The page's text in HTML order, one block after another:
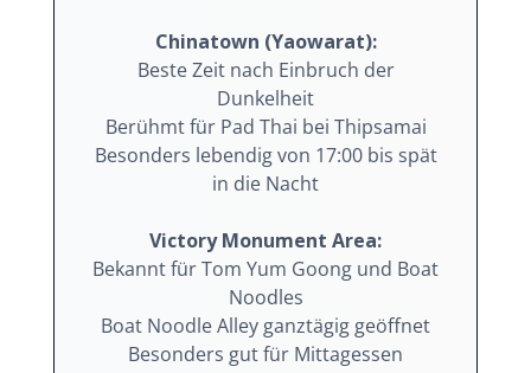
Chinatown (Yaowarat):
Beste Zeit nach Einbruch der
Dunkelheit
Berühmt für Pad Thai bei Thipsamai
Besonders lebendig von 17:00 bis spät
in die Nacht
Victory Monument Area:
Bekannt für Tom Yum Goong und Boat
Noodles
Boat Noodle Alley ganztägig geöffnet
Besonders gut für Mittagessen